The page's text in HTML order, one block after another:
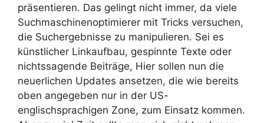
präsentieren. Das gelingt nicht immer, da viele
Suchmaschinenoptimierer mit Tricks versuchen,
die Suchergebnisse zu manipulieren. Sei es
künstlicher Linkaufbau, gespinnte Texte oder
nichtssagende Beiträge, Hier sollen nun die
neuerlichen Updates ansetzen, die wie bereits
oben angegeben nur in der US-
englischsprachigen Zone, zum Einsatz kommen.